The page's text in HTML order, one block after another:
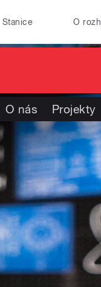
Stanice O
O nás Projekty